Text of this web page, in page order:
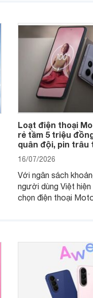
Loạt điện thoại
rẻ tầm 5 triệu
quân đội, pin trâu
16/07/2026
Với ngân sách
người dùng Việt
chọn điện thoại